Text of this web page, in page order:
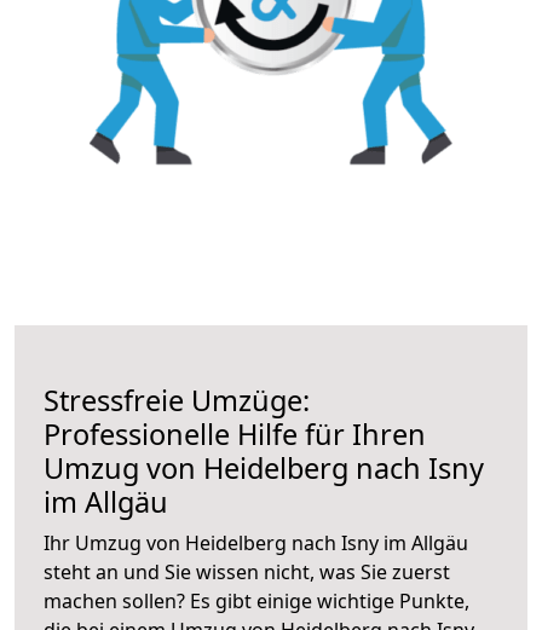
Stressfreie Umzüge:
Professionelle Hilfe für Ihren
Umzug von Heidelberg nach Isny
im Allgäu
Ihr Umzug von Heidelberg nach Isny im Allgäu
steht an und Sie wissen nicht, was Sie zuerst
machen sollen? Es gibt einige wichtige Punkte,